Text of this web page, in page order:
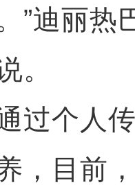
”迪丽热
。
个人传
，目前